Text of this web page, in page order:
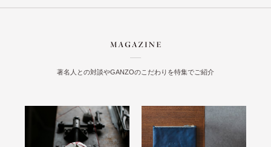
著名人との対談やGANZOのこだわりを特集でご紹介